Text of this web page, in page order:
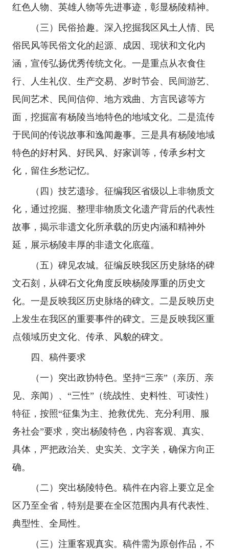
红色人物、英雄人物等先进事迹，彰显杨陵精神。
（三）民俗拾趣。深入挖掘我区风土人情、民
俗民风等民俗文化的起源、成因、现状和文化内
涵，宣传弘扬优秀传统文化。一是重点从衣食住
行、人生礼仪、生产交易、岁时节会、民间游艺、
民间艺术、民间信仰、地方戏曲、方言民谚等方
面，挖掘富有杨陵当地特色的地域文化。二是流传
于民间的传说故事和逸闻趣事。三是具有杨陵地域
特色的好村风、好民风、好家训等，传承乡村文
化，留住乡愁记忆。
（四）技艺遗珍。征编我区省级以上非物质文
化，通过挖掘、整理非物质文化遗产背后的代表性
故事，揭示非遗文化所承载的历史内涵和精神外
延，展示杨陵丰厚的非遗文化底蕴。
（五）碑见农城。征编反映我区历史脉络的碑
文石刻，从碑石文化角度反映杨陵厚重的历史文
化。一是反映我区历史脉络的碑文。二是反映历史
上发生在我区的重要事件的碑文。三是反映我区重
点领域历史文化、传承、风貌的碑文。
四、稿件要求
（一）突出政协特色。坚持“三亲”（亲历、亲
见、亲闻）、“三性”（统战性、史料性、可读性）
特征，按照“征集为主、抢救优先、充分利用、服
务社会”要求，突出杨陵特色，内容客观、真实、
具体，严把政治关、史实关、文字关，确保方向正
确。
（二）突出杨陵特色。稿件在内容上要立足全
区乃至全省，特别是要在全区范围内具有代表性、
典型性、全局性。
（三）注重客观真实。稿件需为原创作品，不